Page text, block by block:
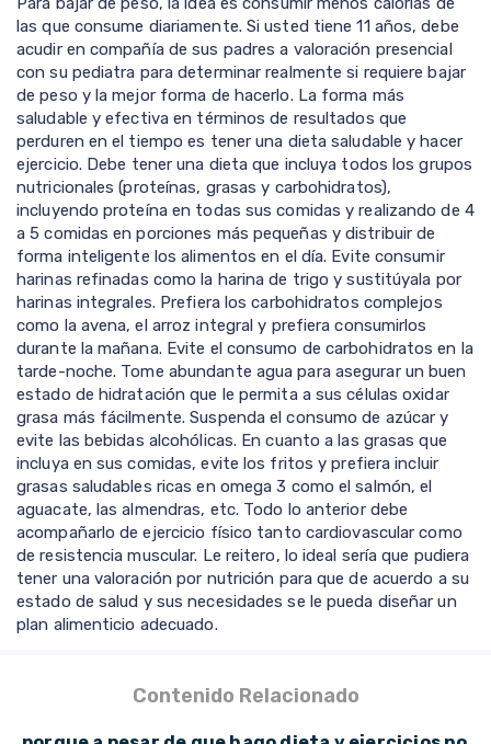
las que consume diariamente. Si usted tiene 11 años, debe
acudir en compañía de sus padres a valoración presencial
con su pediatra para determinar realmente si requiere bajar
de peso y la mejor forma de hacerlo. La forma más
saludable y efectiva en términos de resultados que
perduren en el tiempo es tener una dieta saludable y hacer
ejercicio. Debe tener una dieta que incluya todos los grupos
nutricionales (proteínas, grasas y carbohidratos),
incluyendo proteína en todas sus comidas y realizando de 4
a 5 comidas en porciones más pequeñas y distribuir de
forma inteligente los alimentos en el día. Evite consumir
harinas refinadas como la harina de trigo y sustitúyala por
harinas integrales. Prefiera los carbohidratos complejos
como la avena, el arroz integral y prefiera consumirlos
durante la mañana. Evite el consumo de carbohidratos en la
tarde-noche. Tome abundante agua para asegurar un buen
estado de hidratación que le permita a sus células oxidar
grasa más fácilmente. Suspenda el consumo de azúcar y
evite las bebidas alcohólicas. En cuanto a las grasas que
incluya en sus comidas, evite los fritos y prefiera incluir
grasas saludables ricas en omega 3 como el salmón, el
aguacate, las almendras, etc. Todo lo anterior debe
acompañarlo de ejercicio físico tanto cardiovascular como
de resistencia muscular. Le reitero, lo ideal sería que pudiera
tener una valoración por nutrición para que de acuerdo a su
estado de salud y sus necesidades se le pueda diseñar un
plan alimenticio adecuado.
Contenido Relacionado